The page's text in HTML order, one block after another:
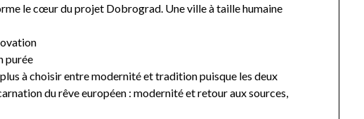
le cœur du projet Dobrograd. Une ville à taille humaine
purée
plus à choisir entre modernité et tradition puisque les deux
du rêve européen : modernité et retour aux sources,